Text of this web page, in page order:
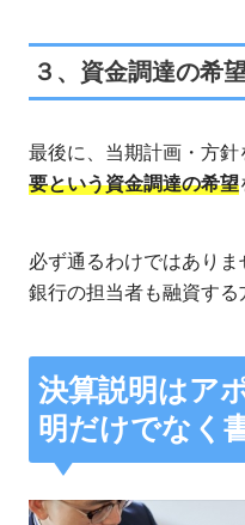
３、資金調達の希
最後に、当期計画・方針
要という資金調達の希望
必ず通るわけではありま
銀行の担当者も融資する
決算説明はア
明だけでなく